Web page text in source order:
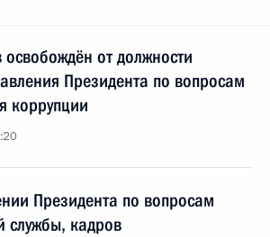
от должности
Президента по вопросам
коррупции
Президента по вопросам
службы, кадров